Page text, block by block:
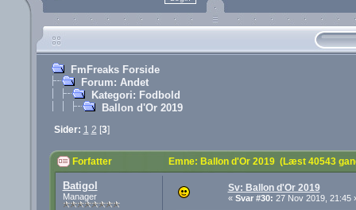
FmFreaks Forside
Forum: Andet
Kategori: Fodbold
Ballon d'Or 2019
Sider: 1 2 [3]
Forfatter Emne: Ballon d'Or 2019 (Læst 40543
Batigol
Manager
Sv: Ballon d'Or 2019
« Svar #30: 27 Nov 2019, 21:45